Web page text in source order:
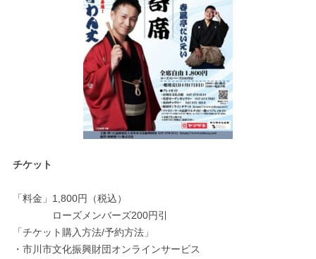
チケット
「料金」1,800円（税込）
ローズメンバーズ200円引
「チケット購入方法/予約方法」
・市川市文化振興財団オンラインサービス